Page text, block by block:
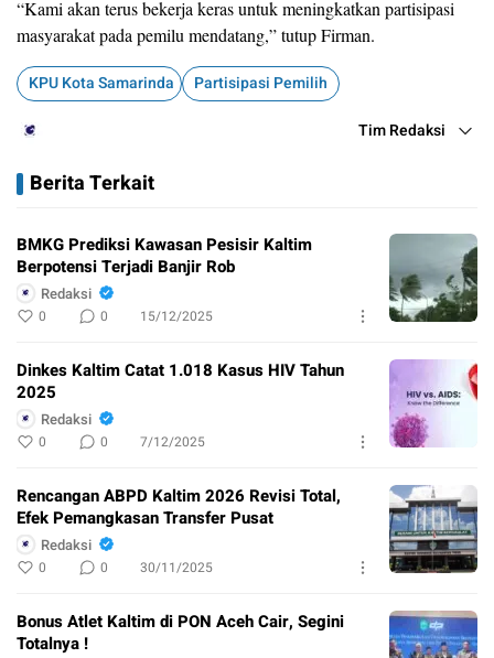
“Kami akan terus bekerja keras untuk meningkatkan partisipasi
masyarakat pada pemilu mendatang,” tutup Firman.
KPU Kota Samarinda Partisipasi Pemilih
Tim Redaksi
Berita Terkait
BMKG Prediksi Kawasan Pesisir Kaltim
Berpotensi Terjadi Banjir Rob
Redaksi
0 0 15/12/2025
Dinkes Kaltim Catat 1.018 Kasus HIV Tahun
2025
Redaksi
0 0 7/12/2025
Rencangan ABPD Kaltim 2026 Revisi Total,
Efek Pemangkasan Transfer Pusat
Redaksi
0 0 30/11/2025
Bonus Atlet Kaltim di PON Aceh Cair, Segini
Totalnya !